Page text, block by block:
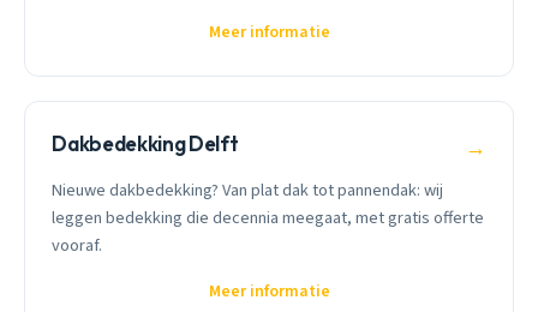
Meer informatie
Dakbedekking Delft →
Nieuwe dakbedekking? Van plat dak tot pannendak: wij
leggen bedekking die decennia meegaat, met gratis offerte
vooraf.
Meer informatie